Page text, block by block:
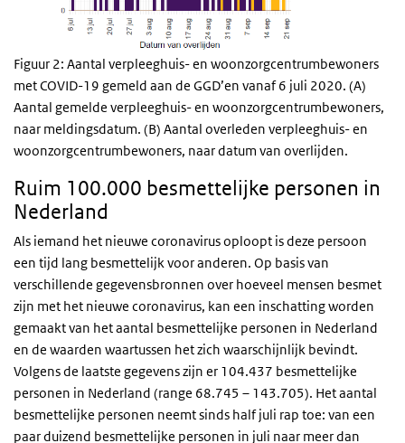
Figuur 2: Aantal verpleeghuis- en woonzorgcentrumbewoners
met COVID-19 gemeld aan de GGD’en vanaf 6 juli 2020. (A)
Aantal gemelde verpleeghuis- en woonzorgcentrumbewoners,
naar meldingsdatum. (B) Aantal overleden verpleeghuis- en
woonzorgcentrumbewoners, naar datum van overlijden.
Ruim 100.000 besmettelijke personen in
Nederland
Als iemand het nieuwe coronavirus oploopt is deze persoon
een tijd lang besmettelijk voor anderen. Op basis van
verschillende gegevensbronnen over hoeveel mensen besmet
zijn met het nieuwe coronavirus, kan een inschatting worden
gemaakt van het aantal besmettelijke personen in Nederland
en de waarden waartussen het zich waarschijnlijk bevindt.
Volgens de laatste gegevens zijn er 104.437 besmettelijke
personen in Nederland (range 68.745 – 143.705). Het aantal
besmettelijke personen neemt sinds half juli rap toe: van een
paar duizend besmettelijke personen in juli naar meer dan